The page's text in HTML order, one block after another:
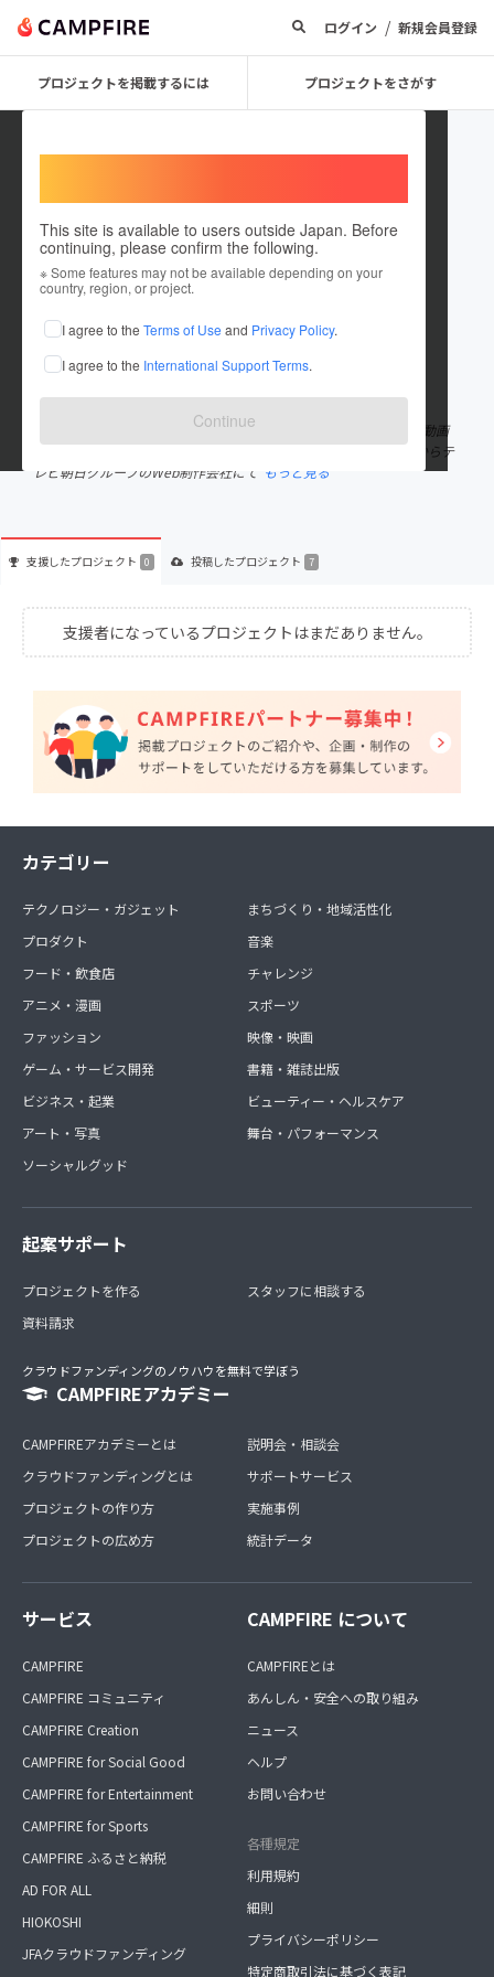
ログイン / 新規会員登録
プロジェクトを掲載するには プロジェクトをさがす
This site is available to users outside Japan. Before
continuing, please confirm the following.
※ Some features may not be available depending on your
country, region, or project.
I agree to the Terms of Use and Privacy Policy.
I agree to the International Support Terms.
Continue
bokin
これまでに7件のプロジェクトを投稿しています
在住国：日本 現在地：東京都
出身国：未設定
株式会社BOKIN代表取締役。 株式会社USEN入社後、2005年より動画
配信サービスGyaOにおいてモバイルの編成部門に就任。2008年からテ
レビ朝日グループのWeb制作会社にて
もっと見る
支援したプロジェクト 0 投稿したプロジェクト 7
支援者になっているプロジェクトはまだありません。
カテゴリー
テクノロジー・ガジェット
プロダクト
フード・飲食店
アニメ・漫画
ファッション
ゲーム・サービス開発
ビジネス・起業
アート・写真
ソーシャルグッド
まちづくり・地域活性化
音楽
チャレンジ
スポーツ
映像・映画
書籍・雑誌出版
ビューティー・ヘルスケア
舞台・パフォーマンス
起案サポート
プロジェクトを作る
資料請求
スタッフに相談する
クラウドファンディングのノウハウを無料で学ぼう
CAMPFIREアカデミー
CAMPFIREアカデミーとは
クラウドファンディングとは
プロジェクトの作り方
プロジェクトの広め方
説明会・相談会
サポートサービス
実施事例
統計データ
サービス
CAMPFIRE
CAMPFIRE コミュニティ
CAMPFIRE Creation
CAMPFIRE for Social Good
CAMPFIRE for Entertainment
CAMPFIRE for Sports
CAMPFIRE ふるさと納税
AD FOR ALL
HIOKOSHI
JFAクラウドファンディング
CAMPFIRE について
CAMPFIREとは
あんしん・安全への取り組み
ニュース
ヘルプ
お問い合わせ
各種規定
利用規約
細則
プライバシーポリシー
特定商取引法に基づく表記